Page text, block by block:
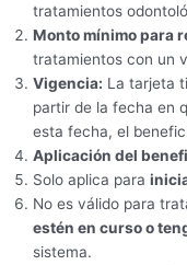
tratamientos
Monto mínimo para
tratamientos con un
Vigencia: La tarjeta
partir de la fecha en
esta fecha, el
Aplicación del
Solo aplica para
No es válido para
estén en curso o
sistema.